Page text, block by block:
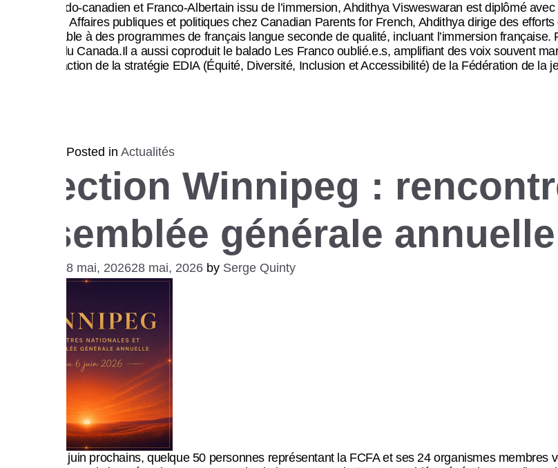
Événements
Espace membre
Immigrant indo-canadien et Franco-Albertain issu de l’immersion, Ahdithya Visweswaran est diplômé
de Directeur, Affaires publiques et politiques chez Canadian Parents for French, Ahdithya dirige des
accès équitable à des programmes de français langue seconde de qualité, incluant l’immersion
diplomates du Canada.Il a aussi coproduit le balado Les Franco oublié.e.s, amplifiant des voix souvent
piloté la rédaction de la stratégie EDIA (Équité, Diversité, Inclusion et Accessibilité) de la Fédération de la
Posted in Actualités
Direction Winnipeg :
Assemblée générale annuelle
28 mai, 202628 mai, 2026 by Serge Quinty
Les 4, 5 et 6 juin prochains, quelque 50 personnes représentant la FCFA et ses 24 organismes